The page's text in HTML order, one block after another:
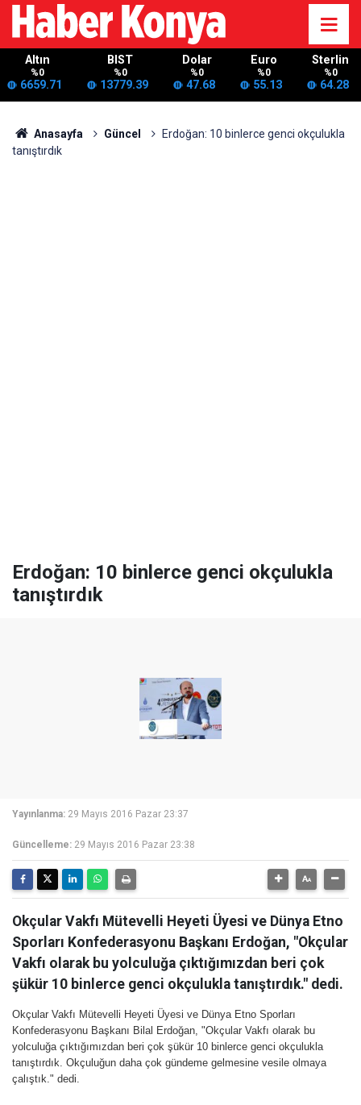
Altın
%0
6659.71
BIST
%0
13779.39
Dolar
%0
47.68
Euro
%0
55.13
Sterlin
%0
64.28
Anasayfa Güncel
Erdoğan: 10 binlerce genci okçulukla
tanıştırdık
Erdoğan: 10 binlerce genci okçulukla
tanıştırdık
Yayınlanma: 29 Mayıs 2016 Pazar 23:37
Güncelleme: 29 Mayıs 2016 Pazar 23:38
Okçular Vakfı Mütevelli Heyeti Üyesi ve Dünya Etno
Sporları Konfederasyonu Başkanı Erdoğan, "Okçular
Vakfı olarak bu yolculuğa çıktığımızdan beri çok
şükür 10 binlerce genci okçulukla tanıştırdık." dedi.
Okçular Vakfı Mütevelli Heyeti Üyesi ve Dünya Etno Sporları
Konfederasyonu Başkanı Bilal Erdoğan, "Okçular Vakfı olarak bu
yolculuğa çıktığımızdan beri çok şükür 10 binlerce genci okçulukla
tanıştırdık. Okçuluğun daha çok gündeme gelmesine vesile olmaya
çalıştık." dedi.